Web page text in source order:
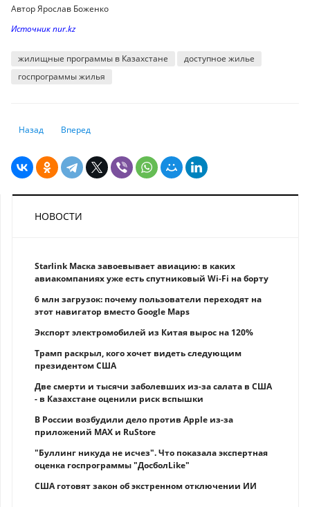
Автор Ярослав Боженко
Источник nur.kz
жилищные программы в Казахстане
доступное жилье
госпрограммы жилья
Предыдущий: Как геополитическая ситуация в мире создаёт
Назад Следующий: Миллионеры стремятся отдавать свои
Вперед
НОВОСТИ
Starlink Маска завоевывает авиацию: в каких
авиакомпаниях уже есть спутниковый Wi-Fi на борту
6 млн загрузок: почему пользователи переходят на
этот навигатор вместо Google Maps
Экспорт электромобилей из Китая вырос на 120%
Трамп раскрыл, кого хочет видеть следующим
президентом США
Две смерти и тысячи заболевших из-за салата в США
- в Казахстане оценили риск вспышки
В России возбудили дело против Apple из-за
приложений MAX и RuStore
"Буллинг никуда не исчез". Что показала экспертная
оценка госпрограммы "ДосболLike"
США готовят закон об экстренном отключении ИИ